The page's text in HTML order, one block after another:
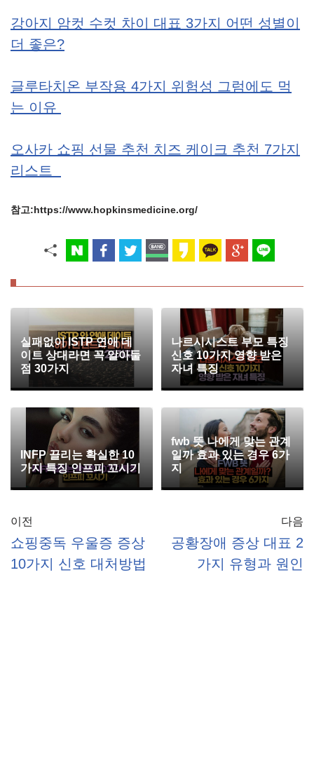
강아지 암컷 수컷 차이 대표 3가지 어떤 성별이
더 좋은?
글루타치온 부작용 4가지 위험성 그럼에도 먹
는 이유
오사카 쇼핑 선물 추천 치즈 케이크 추천 7가지
리스트
참고:https://www.hopkinsmedicine.org/
실패없이 ISTP 연애 데
이트 상대라면 꼭 알아둘
점 30가지
나르시시스트 부모 특징
신호 10가지 영향 받은
자녀 특징
INFP 끌리는 확실한 10
가지 특징 인프피 꼬시기
fwb 뜻 나에게 맞는 관계
일까 효과 있는 경우 6가
지
이전
쇼핑중독 우울증 증상
10가지 신호 대처방법
다음
공황장애 증상 대표 2
가지 유형과 원인